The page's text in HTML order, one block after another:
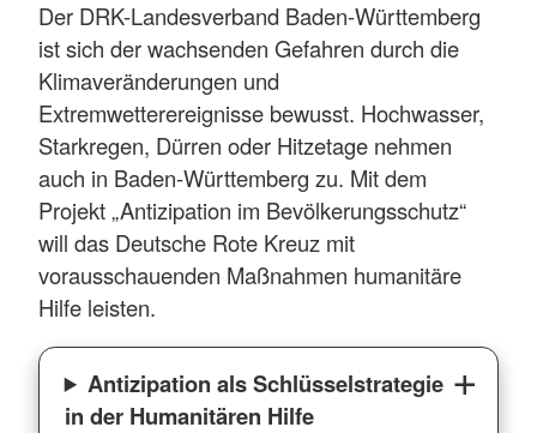
Der DRK-Landesverband Baden-Württemberg
ist sich der wachsenden Gefahren durch die
Klimaveränderungen und
Extremwetterereignisse bewusst. Hochwasser,
Starkregen, Dürren oder Hitzetage nehmen
auch in Baden-Württemberg zu. Mit dem
Projekt „Antizipation im Bevölkerungsschutz“
will das Deutsche Rote Kreuz mit
vorausschauenden Maßnahmen humanitäre
Hilfe leisten.
Antizipation als Schlüsselstrategie
in der Humanitären Hilfe